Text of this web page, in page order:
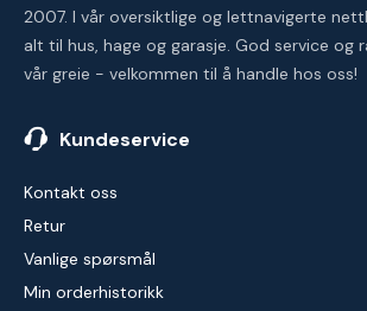
2007. I vår oversiktlige og lettnavigerte
alt til hus, hage og garasje. God service og
vår greie - velkommen til å handle hos oss!
Kundeservice
Kontakt oss
Retur
Vanlige spørsmål
Min orderhistorikk